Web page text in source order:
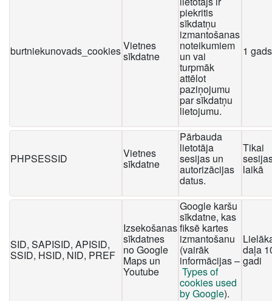
burtniekunovads_cookiesVietnes
sīkdatne
piekritis
sīkdatņu
izmantošanas
noteikumiem
un vai
turpmāk
attēlot
paziņojumu
par sīkdatņu
lietojumu.
1 gads
PHPSESSID Vietnes
sīkdatne
Pārbauda
lietotāja
sesijas un
autorizācijas
datus.
Tikai
laikā
SID, SAPISID, APISID,
SSID, HSID, NID, PREF
Izsekošanas
sīkdatnes
no Google
Maps un
Youtube
Google karšu
sīkdatne, kas
fiksē kartes
izmantošanu
(vairāk
informācijas –
Types of
cookies used
by Google).
daļa
gadi